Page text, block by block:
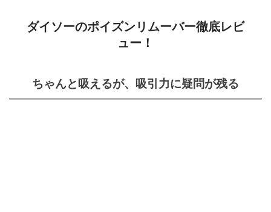
ダイソーのポイズンリムーバー徹底レビ
ュー！
ちゃんと吸えるが、吸引力に疑問が残る